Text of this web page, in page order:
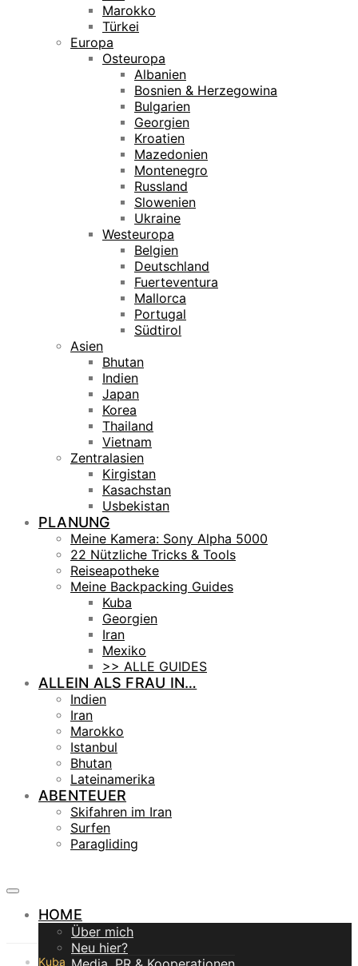
Marokko
Türkei
Europa
Osteuropa
Albanien
Bosnien & Herzegowina
Bulgarien
Georgien
Kroatien
Mazedonien
Montenegro
Russland
Slowenien
Ukraine
Westeuropa
Belgien
Deutschland
Fuerteventura
Mallorca
Portugal
Südtirol
Asien
Bhutan
Indien
Japan
Korea
Thailand
Vietnam
Zentralasien
Kirgistan
Kasachstan
Usbekistan
PLANUNG
Meine Kamera: Sony Alpha 5000
22 Nützliche Tricks & Tools
Reiseapotheke
Meine Backpacking Guides
Kuba
Georgien
Iran
Mexiko
>> ALLE GUIDES
ALLEIN ALS FRAU IN…
Indien
Iran
Marokko
Istanbul
Bhutan
Lateinamerika
ABENTEUER
Skifahren im Iran
Surfen
Paragliding
HOME
Über mich
Neu hier?
Kuba